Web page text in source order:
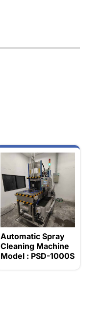
Automatic Spray
Cleaning Machine
Model : PSD-1000S